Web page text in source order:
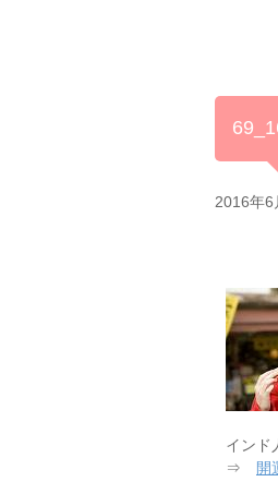
2016年6
インド
⇒ 開